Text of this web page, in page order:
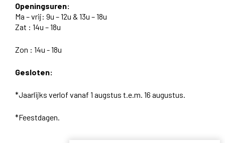
Openingsuren:
Ma – vrij: 9u – 12u & 13u – 18u
Zat : 14u – 18u
Zon : 14u - 18u
Gesloten:
*Jaarlijks verlof vanaf 1 augstus t.e.m. 16 augustus.
*Feestdagen.